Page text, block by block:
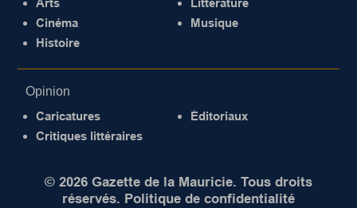
Arts
Cinéma
Histoire
Littérature
Musique
Opinion
Caricatures
Critiques littéraires
Éditoriaux
© 2026 Gazette de la Mauricie. Tous droits
réservés. Politique de confidentialité